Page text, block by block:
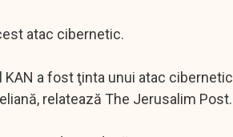
atac cibernetic.
a fost ţinta unui atac
relatează The Jerusalim Post.